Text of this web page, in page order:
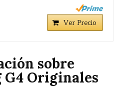
Ver Precio
sobre
Originales